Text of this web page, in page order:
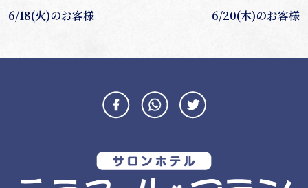
投
ビ
6/18(火)のお客様 6/20(木)のお客様